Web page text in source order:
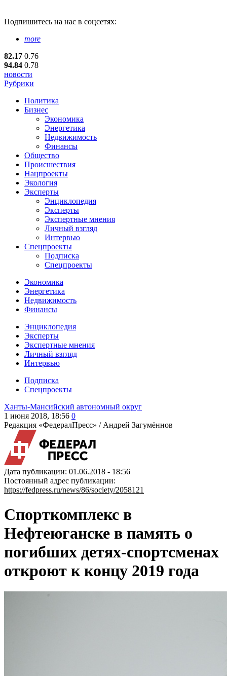
Подпишитесь на нас в соцсетях:
more
82.17 0.76
94.84 0.78
новости
Рубрики
Политика
Бизнес
Экономика
Энергетика
Недвижимость
Финансы
Общество
Происшествия
Нацпроекты
Экология
Эксперты
Энциклопедия
Эксперты
Экспертные мнения
Личный взгляд
Интервью
Спецпроекты
Подписка
Спецпроекты
Экономика
Энергетика
Недвижимость
Финансы
Энциклопедия
Эксперты
Экспертные мнения
Личный взгляд
Интервью
Подписка
Спецпроекты
Ханты-Мансийский автономный округ
1 июня 2018, 18:56 0
Редакция «ФедералПресс» / Андрей Загумённов
Дата публикации: 01.06.2018 - 18:56
Постоянный адрес публикации:
https://fedpress.ru/news/86/society/2058121
Спорткомплекс в
Нефтеюганске в память о
погибших детях-спортсменах
откроют к концу 2019 года